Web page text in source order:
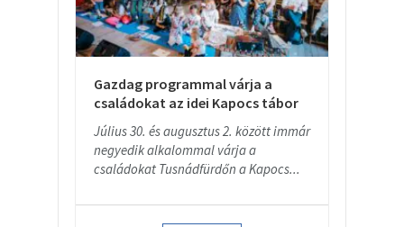
Gazdag programmal várja a
családokat az idei Kapocs tábor
Július 30. és augusztus 2. között immár
negyedik alkalommal várja a
családokat Tusnádfürdőn a Kapocs...